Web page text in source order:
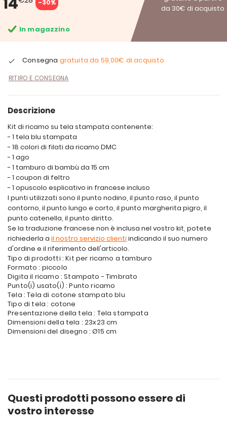
-30%
da 30€ di acquisto
In magazzino
Consegna gratuita da 59,00€ di acquisto
RITIRO E CONSEGNA
Descrizione
Kit di ricamo su tela stampata contenente:
- 1 tela blu stampata
- 18 colori di filati da ricamo DMC
- 1 ago
- 1 tamburo di bambù da 15 cm
- 1 coupon di feltro
- 1 opuscolo esplicativo in francese incluso
I punti utilizzati sono il punto nodino, il punto raso, il punto
contorno, il punto lungo e corto, il punto margherita pigro, il
punto catenella, il punto diritto.
Se la traduzione francese non è inclusa nel vostro kit, potete
richiederla a il nostro servizio clienti indicando il suo numero
d'ordine e il riferimento dell'articolo.
Tipo di prodotti : Kit per ricamo a tamburo
Formato : piccolo
Digita il ricamo : Stampato - Timbrato
Punto(i) usato(i) : Punto ricamo
Tela : Tela di cotone stampato blu
Tipo di tela : cotone
Presentazione della tela : Tela stampata
Dimensioni della tela : 23x23 cm
Dimensioni del disegno : Ø15 cm
Questi prodotti possono essere di
vostro interesse